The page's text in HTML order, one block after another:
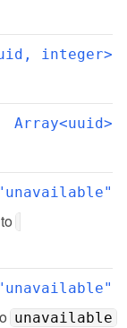
integer>
Array<uuid>
How to interpret booked events. Defaults to
unavailable